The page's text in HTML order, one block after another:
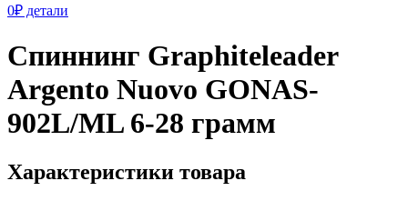
0₽ детали
Спиннинг Graphiteleader
Argento Nuovo GONAS-
902L/ML 6-28 грамм
Характеристики товара